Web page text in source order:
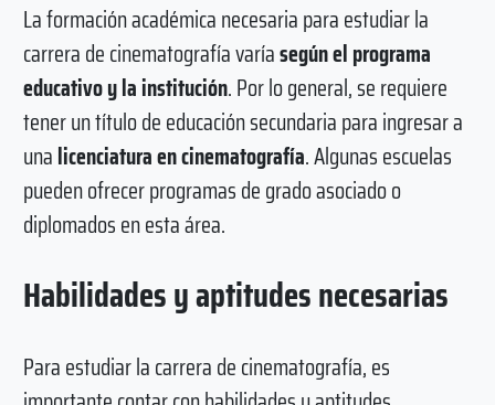
La formación académica necesaria para estudiar la
carrera de cinematografía varíasegún el programa
educativo y la institución. Por lo general, se requiere
tener un título de educación secundaria para ingresar a
unalicenciatura en cinematografía. Algunas escuelas
pueden ofrecer programas de grado asociado o
diplomados en esta área.
Habilidades y aptitudes necesarias
Para estudiar la carrera de cinematografía, es